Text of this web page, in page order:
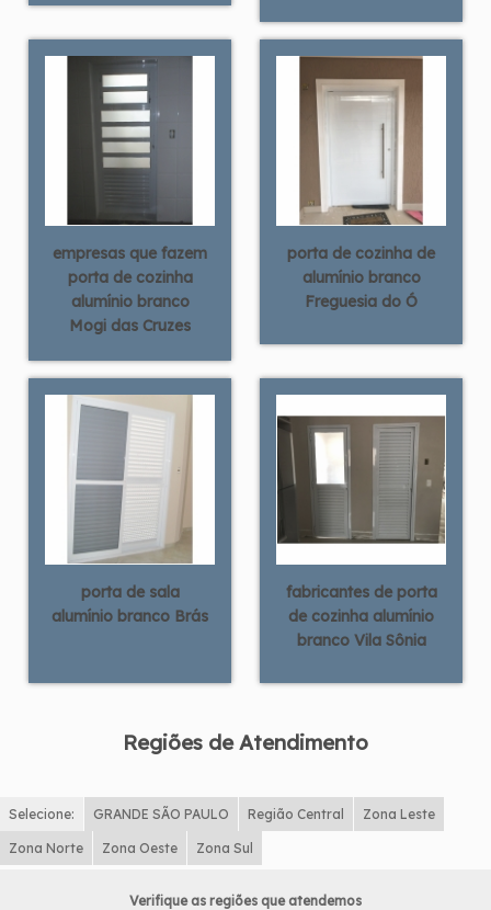
empresas que fazem
porta de cozinha
alumínio branco
Mogi das Cruzes
porta de cozinha de
alumínio branco
Freguesia do Ó
porta de sala
alumínio branco Brás
fabricantes de porta
de cozinha alumínio
branco Vila Sônia
Regiões de Atendimento
Selecione: GRANDE SÃO PAULO Região Central Zona Leste
Zona Norte Zona Oeste Zona Sul
Verifique as regiões que atendemos